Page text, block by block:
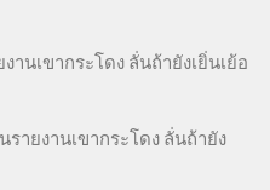
านเขากระโดง ลั่นถ้ายังเยิ่นเย้อ
รายงานเขากระโดง ลั่นถ้ายัง